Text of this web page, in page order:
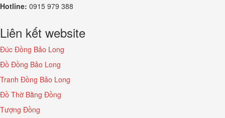
Hotline: 0915 979 388
Liên kết website
Đúc Đồng Bảo Long
Đồ Đồng Bảo Long
Tranh Đồng Bảo Long
Đồ Thờ Bằng Đồng
Tượng Đồng